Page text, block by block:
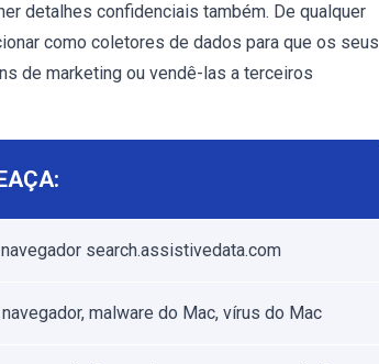
detalhes confidenciais também. De qualquer
como coletores de dados para que os seus
de marketing ou vendê-las a terceiros
search.assistivedata.com
malware do Mac, vírus do Mac